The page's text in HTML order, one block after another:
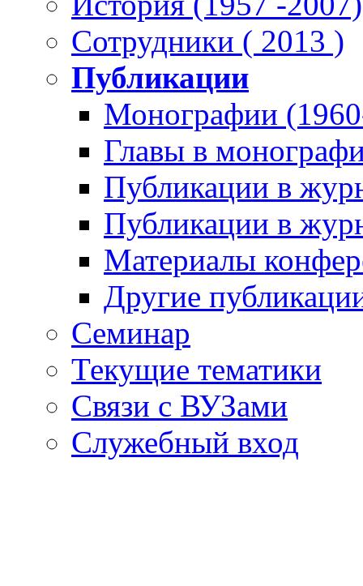
Сотрудники ( 2013 )
Публикации
Монографии
Главы в
Публикации в
Публикации в
Материалы
Другие
Семинар
Текущие тематики
Связи с ВУЗами
Служебный вход